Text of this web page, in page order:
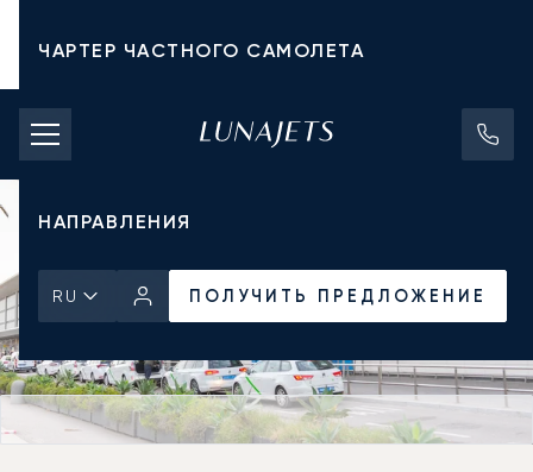
ЧАРТЕР ЧАСТНОГО САМОЛЕТА
СТОИМОСТЬ ЧАРТЕРА
ЧАСТНЫЕ САМОЛЕТЫ
НАПРАВЛЕНИЯ
RU ПОЛУЧИТЬ ПРЕДЛОЖЕНИЕ